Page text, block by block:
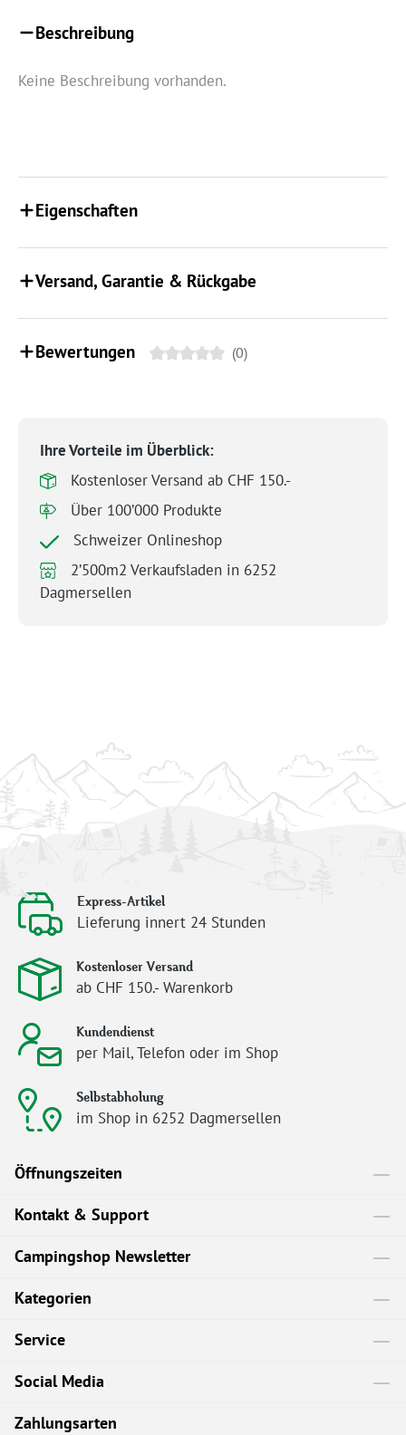
Beschreibung
Keine Beschreibung vorhanden.
Eigenschaften
Versand, Garantie & Rückgabe
Bewertungen (0)
Ihre Vorteile im Überblick:
Kostenloser Versand ab CHF 150.-
Über 100’000 Produkte
Schweizer Onlineshop
2’500m2 Verkaufsladen in 6252
Dagmersellen
Express-Artikel
Lieferung innert 24 Stunden
Kostenloser Versand
ab CHF 150.- Warenkorb
Kundendienst
per Mail, Telefon oder im Shop
Selbstabholung
im Shop in 6252 Dagmersellen
Öffnungszeiten
Kontakt & Support
Campingshop Newsletter
Kategorien
Service
Social Media
Zahlungsarten